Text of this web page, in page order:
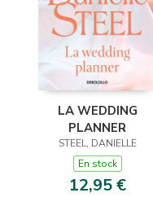
LA WEDDING
PLANNER
STEEL, DANIELLE
En stock
12,95 €